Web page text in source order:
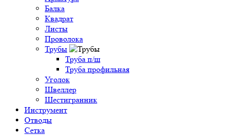
Балка
Квадрат
Листы
Проволока
Трубы
Труба п/ш
Труба профильная
Уголок
Швеллер
Шестигранник
Инструмент
Отводы
Сетка